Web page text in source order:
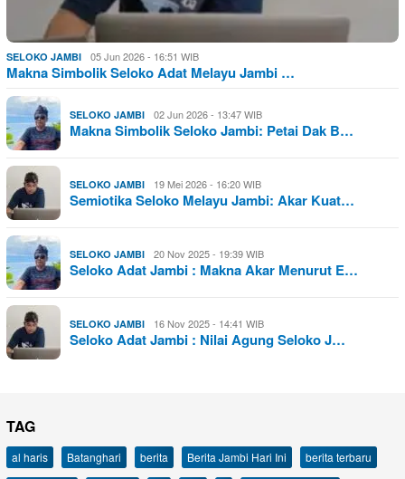
SELOKO JAMBI 05 Jun 2026 - 16:51 WIB
Makna Simbolik Seloko Adat Melayu Jambi …
SELOKO JAMBI 02 Jun 2026 - 13:47 WIB
Makna Simbolik Seloko Jambi: Petai Dak B…
SELOKO JAMBI 19 Mei 2026 - 16:20 WIB
Semiotika Seloko Melayu Jambi: Akar Kuat…
SELOKO JAMBI 20 Nov 2025 - 19:39 WIB
Seloko Adat Jambi : Makna Akar Menurut E…
SELOKO JAMBI 16 Nov 2025 - 14:41 WIB
Seloko Adat Jambi : Nilai Agung Seloko J…
TAG
al haris Batanghari berita Berita Jambi Hari Ini
berita terbaru